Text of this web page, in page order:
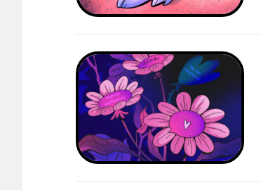
Тесты
Секспросвет
Великие женщины